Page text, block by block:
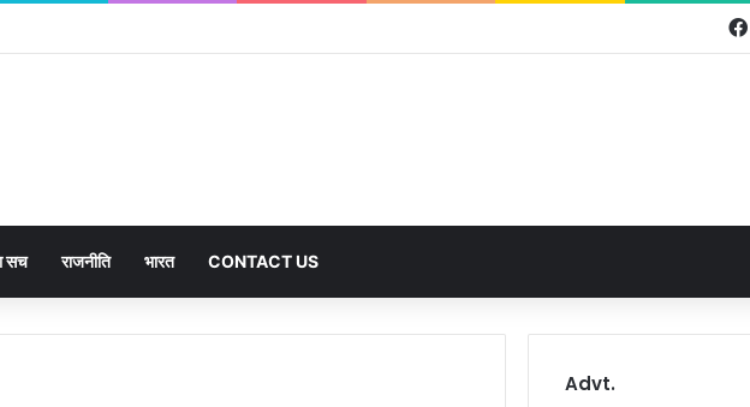
सच राजनीति भारत CONTACT US
Advt.